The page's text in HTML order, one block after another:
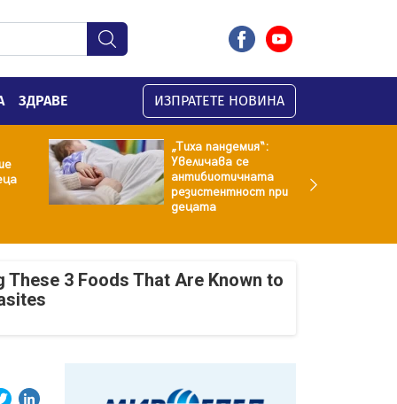
ЗДРАВЕ ИЗПРАТЕТЕ НОВИНА
„Тиха пандемия“:
Увеличава се
антибиотичната
резистентност при
децата
These 3 Foods That Are Known to